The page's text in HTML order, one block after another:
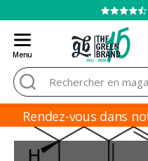
VENTE
Menu
de
Rechercher :
Rendez-vous dans